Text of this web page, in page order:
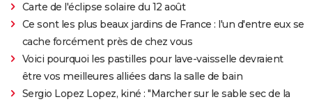
Carte de l'éclipse solaire du 12 août
Ce sont les plus beaux jardins de France : l'un d'entre eux se
cache forcément près de chez vous
Voici pourquoi les pastilles pour lave-vaisselle devraient
être vos meilleures alliées dans la salle de bain
Sergio Lopez Lopez, kiné : "Marcher sur le sable sec de la